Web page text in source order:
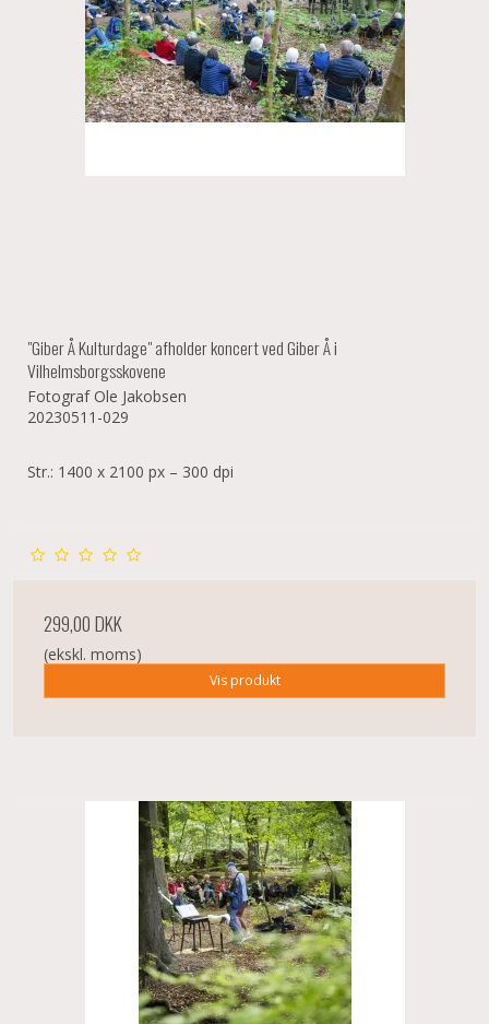
"Giber Å Kulturdage" afholder koncert ved Giber Å i
Vilhelmsborgsskovene
Fotograf Ole Jakobsen
20230511-029
Str.: 1400 x 2100 px – 300 dpi
299,00 DKK
(ekskl. moms)
Vis produkt